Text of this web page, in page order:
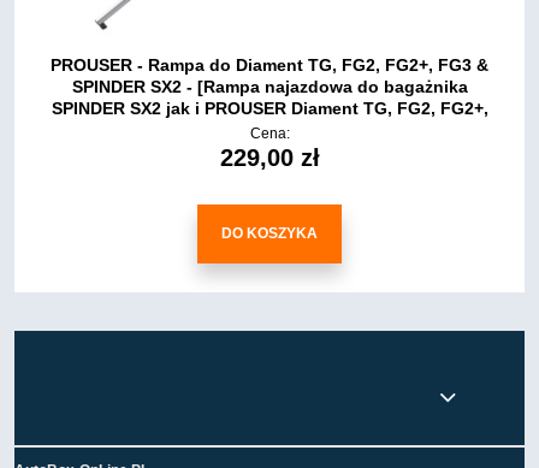
PROUSER - Rampa do Diament TG, FG2, FG2+, FG3 &
SPINDER SX2 - [Rampa najazdowa do bagażnika
SPINDER SX2 jak i PROUSER Diament TG, FG2, FG2+,
FG3 ]
Cena:
229,00 zł
DO KOSZYKA